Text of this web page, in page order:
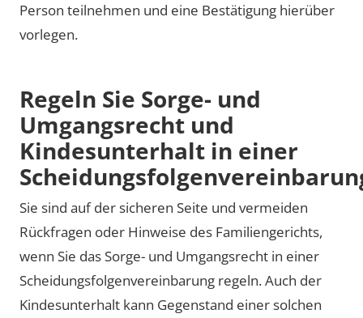
Person teilnehmen und eine Bestätigung hierüber
vorlegen.
Regeln Sie Sorge- und
Umgangsrecht und
Kindesunterhalt in einer
Sie sind auf der sicheren Seite und vermeiden
Rückfragen oder Hinweise des Familiengerichts,
wenn Sie das Sorge- und Umgangsrecht in einer
Scheidungsfolgenvereinbarung regeln. Auch der
Kindesunterhalt kann Gegenstand einer solchen